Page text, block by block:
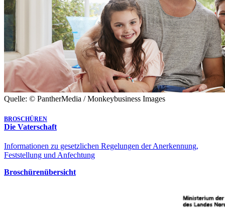
Quelle: © PantherMedia / Monkeybusiness Images
BROSCHÜREN
Die Vaterschaft
Informationen zu gesetzlichen Regelungen der Anerkennung,
Feststellung und Anfechtung
Broschürenübersicht